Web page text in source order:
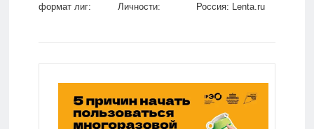
формат лиг:
Личности:
Россия: Lenta.ru